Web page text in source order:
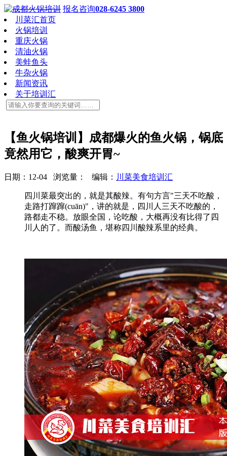
报名咨询028-6245 3800
川菜汇首页
火锅培训
重庆火锅
清油火锅
美蛙鱼头
牛杂火锅
新闻资讯
关于培训汇
【鱼火锅培训】成都爆火的鱼火锅，锅底
竟然用它，酸爽开胃~
日期：12-04 浏览量： 编辑： 川菜美食培训汇
四川菜最突出的，就是其酸辣。有句方言"三天不吃酸，
走路打蹿蹿(cuān)"，讲的就是，四川人三天不吃酸的，
路都走不稳。放眼全国，论吃酸，大概再没有比得了四
川人的了。而酸汤鱼，堪称四川酸辣系里的经典。